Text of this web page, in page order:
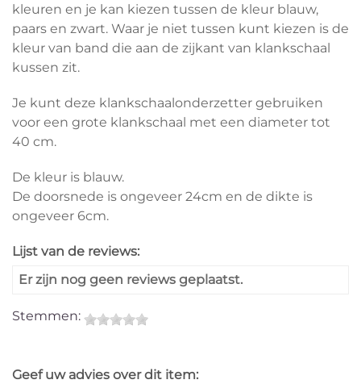
kleuren en je kan kiezen tussen de kleur blauw,
paars en zwart. Waar je niet tussen kunt kiezen is de
kleur van band die aan de zijkant van klankschaal
kussen zit.
Je kunt deze klankschaalonderzetter gebruiken
voor een grote klankschaal met een diameter tot
40 cm.
De kleur is blauw.
De doorsnede is ongeveer 24cm en de dikte is
ongeveer 6cm.
Lijst van de reviews:
Er zijn nog geen reviews geplaatst.
Stemmen:
Geef uw advies over dit item: